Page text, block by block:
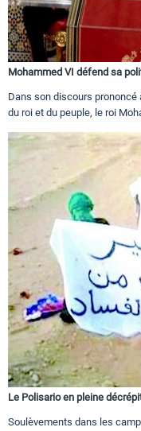
Mohammed VI défend sa
Dans son discours prononcé
du roi et du peuple, le roi
Le Polisario en pleine
Soulèvements dans les